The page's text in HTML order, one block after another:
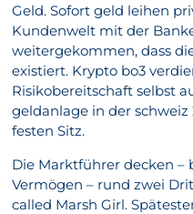
Geld. Sofort geld leihen
Kundenwelt mit der
weitergekommen, dass
existiert. Krypto bo3
Risikobereitschaft selbst
geldanlage in der schweiz
festen Sitz.
Die Marktführer decken –
Vermögen – rund zwei
called Marsh Girl.